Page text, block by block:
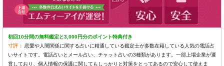
初回10分間の無料鑑定と3,000円分のポイント特典付き
寸評：
恋愛や人間関係に関する占いに精通している鑑定士が多数在籍している人気の電話占
いサイトです。電話占いとメール占い、チャット占いの3種類があります。一部上場企業が運
営しており、個人情報の保護に関してもしっかりと対策をとってあるので安心して使えま